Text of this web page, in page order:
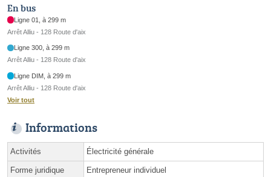
En bus
Ligne 01, à 299 m
Arrêt Alliu - 128 Route d'aix
Ligne 300, à 299 m
Arrêt Alliu - 128 Route d'aix
Ligne DIM, à 299 m
Arrêt Alliu - 128 Route d'aix
Voir tout
Informations
Activités Électricité générale
Forme juridique Entrepreneur individuel